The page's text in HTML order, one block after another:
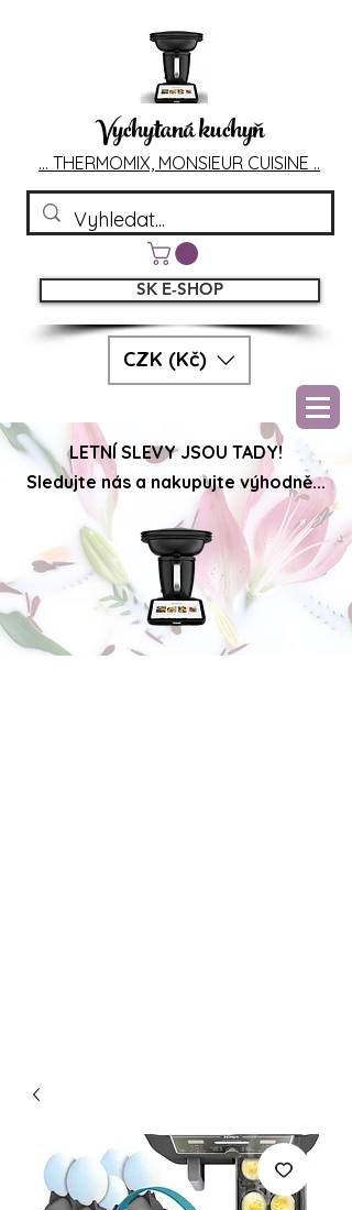
Vychytaná kuchyň
... THERMOMIX, MONSIEUR CUISINE ..
CZK (Kč)
SK E-SHOP
LETNÍ SLEVY JSOU TADY!
Sledujte nás a nakupujte výhodně...